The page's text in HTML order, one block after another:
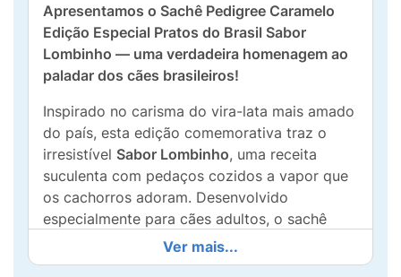
Apresentamos o Sachê Pedigree Caramelo
Edição Especial Pratos do Brasil Sabor
Lombinho — uma verdadeira homenagem ao
paladar dos cães brasileiros!
Inspirado no carisma do vira-lata mais amado
do país, esta edição comemorativa traz o
irresistível Sabor Lombinho, uma receita
suculenta com pedaços cozidos a vapor que
os cachorros adoram. Desenvolvido
especialmente para cães adultos, o sachê
oferece uma refeição 100% completa e
balanceada, garantindo que seu melhor amigo
Ver mais...